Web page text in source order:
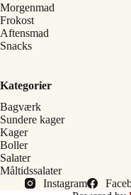
Morgenmad
Frokost
Aftensmad
Snacks
Kategorier
Bagværk
Sundere kager
Kager
Boller
Salater
Måltidssalater
Instagram